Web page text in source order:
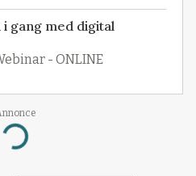
gang med digital
- ONLINE
Loading...